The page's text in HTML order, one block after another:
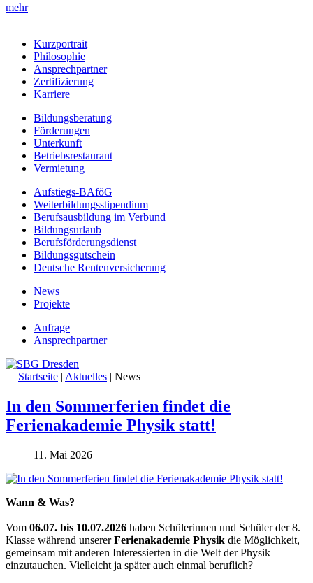
mehr
Kurzportrait
Philosophie
Ansprechpartner
Zertifizierung
Karriere
Bildungsberatung
Förderungen
Unterkunft
Betriebsrestaurant
Vermietung
Aufstiegs-BAföG
Weiterbildungsstipendium
Berufsausbildung im Verbund
Bildungsurlaub
Berufsförderungsdienst
Bildungsgutschein
Deutsche Rentenversicherung
News
Projekte
Anfrage
Ansprechpartner
Startseite | Aktuelles | News
In den Sommerferien findet die
Ferienakademie Physik statt!
11. Mai 2026
Wann & Was?
Vom 06.07. bis 10.07.2026 haben Schülerinnen und Schüler der 8.
Klasse während unsererFerienakademie Physik die Möglichkeit,
gemeinsam mit anderen Interessierten in die Welt der Physik
einzutauchen. Vielleicht ja später auch einmal beruflich?